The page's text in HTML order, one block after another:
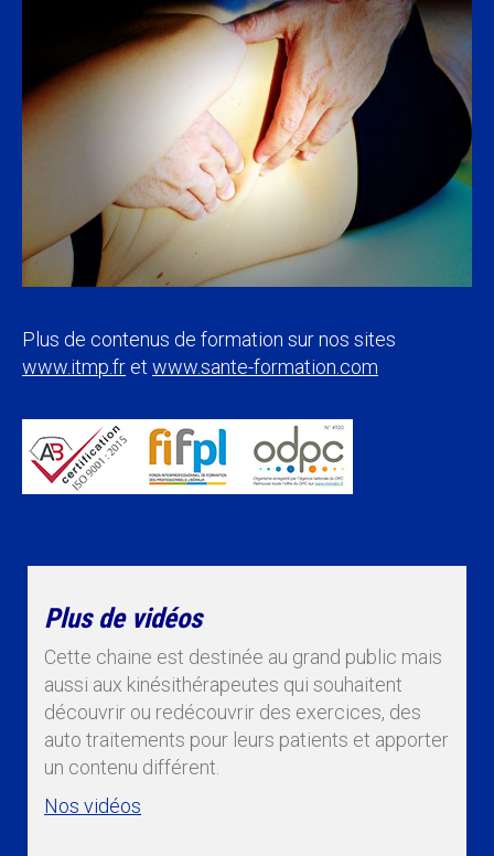
Plus de contenus de formation sur nos sites
www.itmp.fr et www.sante-formation.com
Plus de vidéos
Cette chaine est destinée au grand public mais
aussi aux kinésithérapeutes qui souhaitent
découvrir ou redécouvrir des exercices, des
auto traitements pour leurs patients et apporter
un contenu différent.
Nos vidéos